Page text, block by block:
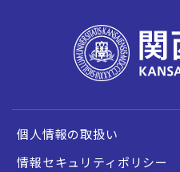
個人情報の取扱い
情報セキュリティポリシー